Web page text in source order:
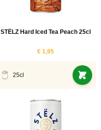
STËLZ Hard Iced Tea Peach 25cl
€ 1,95
25cl